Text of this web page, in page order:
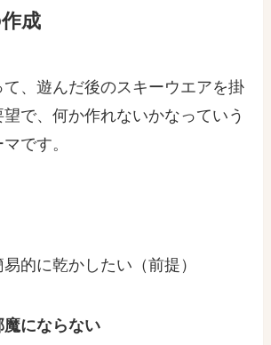
成
、遊んだ後のスキーウエアを掛
で、何か作れないかなっていう
です。
的に乾かしたい（前提）
魔にならない